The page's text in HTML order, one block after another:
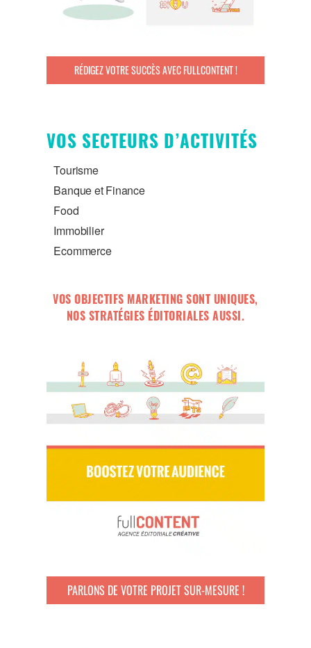
RÉDIGEZ VOTRE SUCCÈS AVEC FULLCONTENT !
VOS SECTEURS D’ACTIVITÉS
Tourisme
Banque et Finance
Food
Immobilier
Ecommerce
VOS OBJECTIFS MARKETING SONT UNIQUES,
NOS STRATÉGIES ÉDITORIALES AUSSI.
PARLONS DE VOTRE PROJET SUR-MESURE !